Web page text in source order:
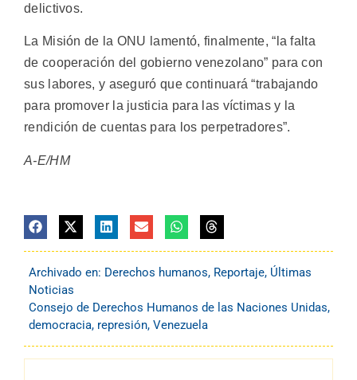
delictivos.
La Misión de la ONU lamentó, finalmente, “la falta
de cooperación del gobierno venezolano” para con
sus labores, y aseguró que continuará “trabajando
para promover la justicia para las víctimas y la
rendición de cuentas para los perpetradores”.
A-E/HM
Archivado en: Derechos humanos, Reportaje, Últimas
Noticias
Consejo de Derechos Humanos de las Naciones Unidas,
democracia, represión, Venezuela